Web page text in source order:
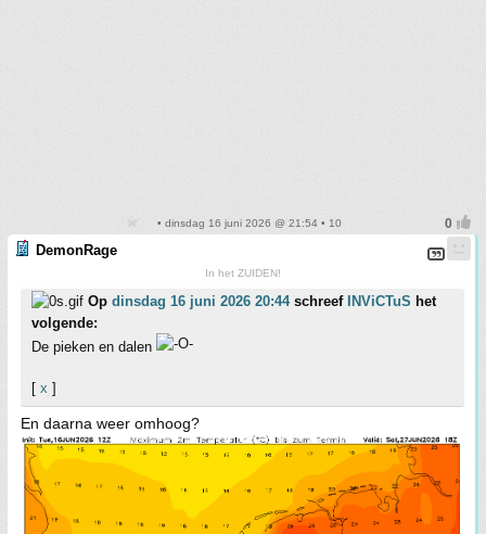
• dinsdag 16 juni 2026 @ 21:54 • 10
DemonRage
In het ZUIDEN!
Op dinsdag 16 juni 2026 20:44schreef INViCTuS het
volgende:
De pieken en dalen
[ x ]
En daarna weer omhoog?